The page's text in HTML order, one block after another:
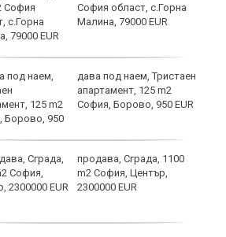
София област, с.Горна
Малина, 79000 EUR
дава под наем, Тристаен
апартамент, 125 m2
София, Борово, 950 EUR
продава, Сграда, 1100
m2 София, Център,
2300000 EUR